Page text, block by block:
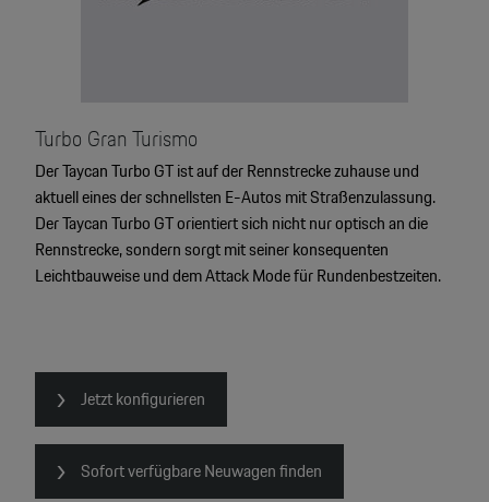
Turbo Gran Turismo
Der Taycan Turbo GT ist auf der Rennstrecke zuhause und
aktuell eines der schnellsten E-Autos mit Straßenzulassung.
Der Taycan Turbo GT orientiert sich nicht nur optisch an die
Rennstrecke, sondern sorgt mit seiner konsequenten
Leichtbauweise und dem Attack Mode für Rundenbestzeiten.
Jetzt konfigurieren
Sofort verfügbare Neuwagen finden